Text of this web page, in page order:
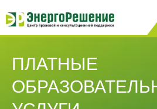
ПЛАТНЫЕ